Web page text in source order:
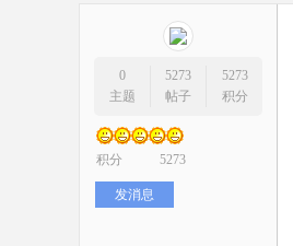
0
主题
5273
帖子
5273
积分
积分 5273
发消息